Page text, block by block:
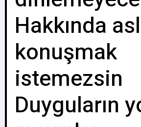
Hakkında
konuşmak
istemezsin
Duyguların